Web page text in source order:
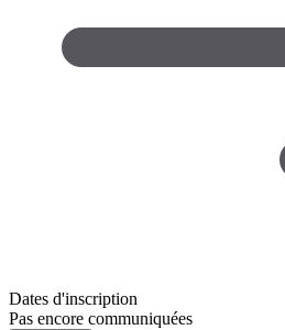
Dates d'inscription
Pas encore communiquées